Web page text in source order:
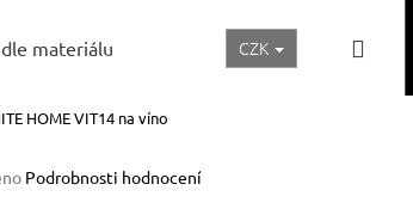
materiálu Realizace a inspirace
CZK
HOME VIT14 na víno
Podrobnosti hodnocení